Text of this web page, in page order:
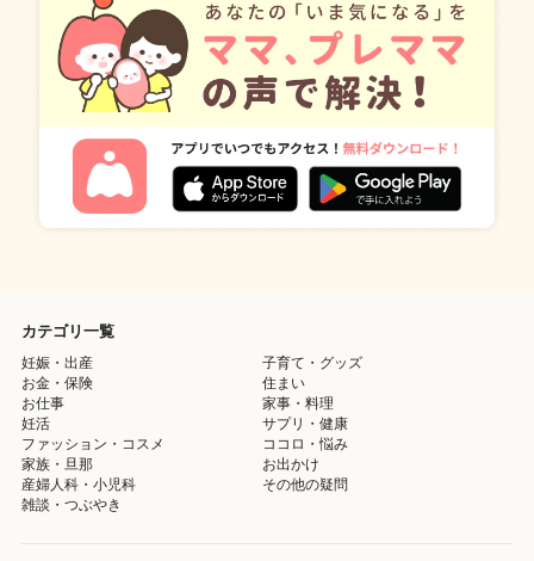
カテゴリ一覧
妊娠・出産
子育て・グッズ
お金・保険
住まい
お仕事
家事・料理
妊活
サプリ・健康
ファッション・コスメ
ココロ・悩み
家族・旦那
お出かけ
産婦人科・小児科
その他の疑問
雑談・つぶやき